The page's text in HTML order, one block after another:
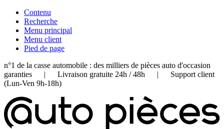
Contenu
Recherche
Menu principal
Menu client
Pied de page
n°1 de la casse automobile : des milliers de pièces auto d'occasion
garanties | Livraison gratuite 24h / 48h | Support client
(Lun-Ven 9h-18h)